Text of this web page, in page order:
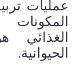
الحيوانية.